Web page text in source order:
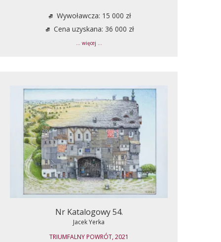
Wywoławcza: 15 000 zł
Cena uzyskana: 36 000 zł
... więcej ...
Nr Katalogowy 54.
Jacek Yerka
TRIUMFALNY POWRÓT, 2021